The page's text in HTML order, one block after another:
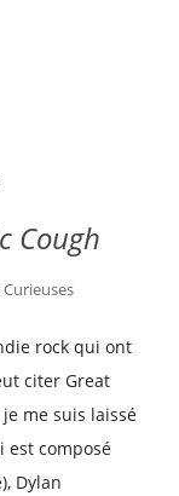
Cough
Curieuses
rock qui ont
citer Great
me suis laissé
est composé
Dylan